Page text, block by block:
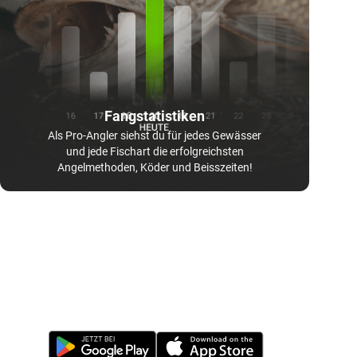
Fangstatistiken
Als Pro-Angler siehst du für jedes Gewässer
und jede Fischart die erfolgreichsten
Angelmethoden, Köder und Beisszeiten!